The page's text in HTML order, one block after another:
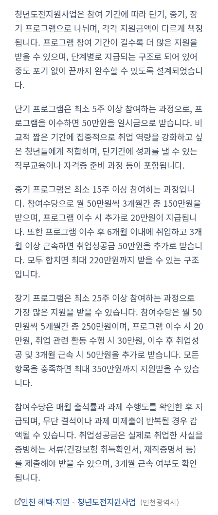
청년도전지원사업은 참여 기간에 따라 단기, 중기, 장
기 프로그램으로 나뉘며, 각각 지원금액이 다르게 책정
됩니다. 프로그램 참여 기간이 길수록 더 많은 지원을
받을 수 있으며, 단계별로 지급되는 구조로 되어 있어
중도 포기 없이 끝까지 완수할 수 있도록 설계되었습니
다.
단기 프로그램은 최소 5주 이상 참여하는 과정으로, 프
로그램을 이수하면 50만원을 일시금으로 받습니다. 비
교적 짧은 기간에 집중적으로 취업 역량을 강화하고 싶
은 청년들에게 적합하며, 단기간에 성과를 낼 수 있는
직무교육이나 자격증 준비 과정 등이 포함됩니다.
중기 프로그램은 최소 15주 이상 참여하는 과정입니
다. 참여수당으로 월 50만원씩 3개월간 총 150만원을
받으며, 프로그램 이수 시 추가로 20만원이 지급됩니
다. 또한 프로그램 이수 후 6개월 이내에 취업하고 3개
월 이상 근속하면 취업성공금 50만원을 추가로 받습니
다. 모두 합치면 최대 220만원까지 받을 수 있는 구조
입니다.
장기 프로그램은 최소 25주 이상 참여하는 과정으로
가장 많은 지원을 받을 수 있습니다. 참여수당은 월 50
만원씩 5개월간 총 250만원이며, 프로그램 이수 시 20
만원, 취업 관련 활동 수행 시 30만원, 이수 후 취업성
공 및 3개월 근속 시 50만원을 추가로 받습니다. 모든
항목을 충족하면 최대 350만원까지 지원받을 수 있습
니다.
참여수당은 매월 출석률과 과제 수행도를 확인한 후 지
급되며, 무단 결석이나 과제 미제출이 반복될 경우 감
액될 수 있습니다. 취업성공금은 실제로 취업한 사실을
증빙하는 서류(건강보험 취득확인서, 재직증명서 등)
를 제출해야 받을 수 있으며, 3개월 근속 여부도 확인
됩니다.
인천 혜택·지원 - 청년도전지원사업 인천광역시